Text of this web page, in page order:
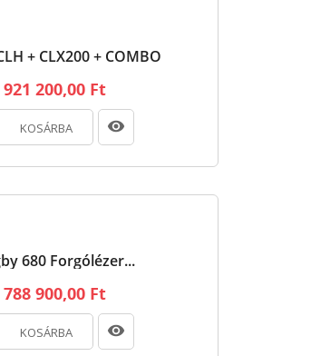
+ CLX200 + COMBO
921 200,00 Ft
KOSÁRBA
680 Forgólézer...
788 900,00 Ft
KOSÁRBA